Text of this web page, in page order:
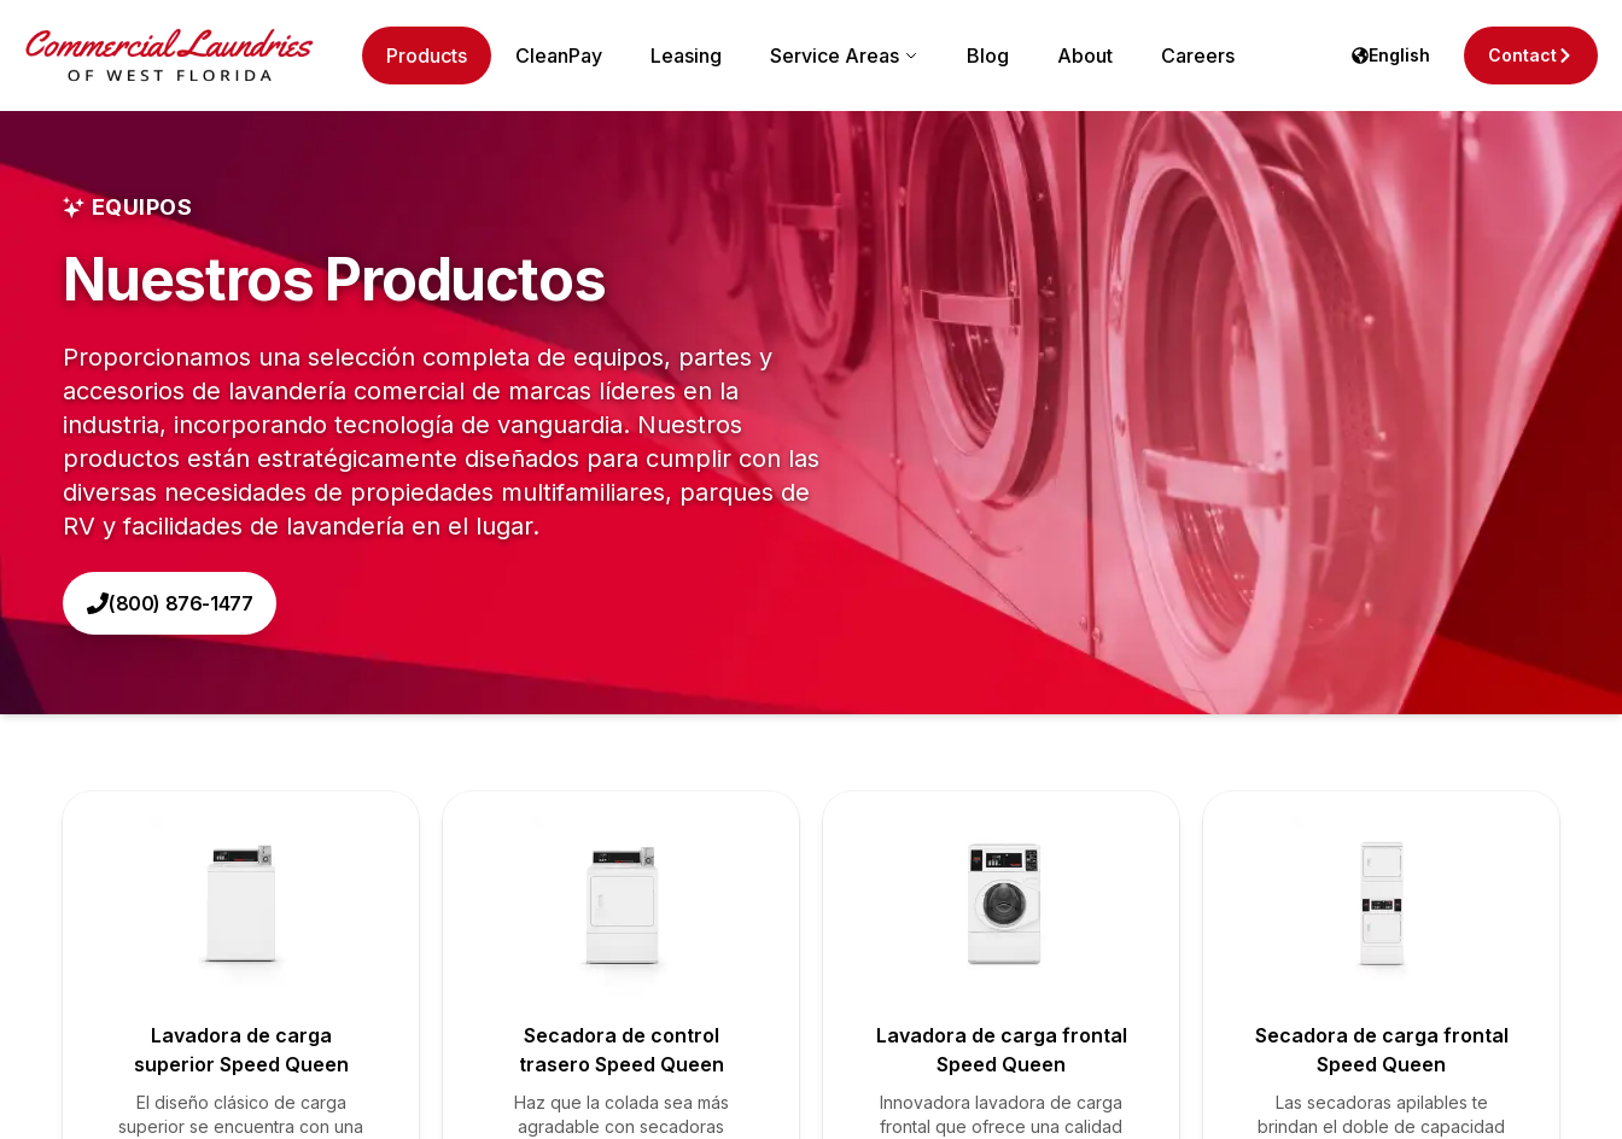
Products CleanPay Leasing Service Areas Blog About Careers English Contact
EQUIPOS
Nuestros Productos
Proporcionamos una selección completa de equipos, partes y
accesorios de lavandería comercial de marcas líderes en la
industria, incorporando tecnología de vanguardia. Nuestros
productos están estratégicamente diseñados para cumplir con las
diversas necesidades de propiedades multifamiliares, parques de
RV y facilidades de lavandería en el lugar.
(800) 876-1477
Lavadora de carga
superior Speed Queen
El diseño clásico de carga
superior se encuentra con una
Secadora de control
trasero Speed Queen
Haz que la colada sea más
agradable con secadoras
Lavadora de carga frontal
Speed Queen
Innovadora lavadora de carga
frontal que ofrece una calidad
Secadora de carga frontal
Speed Queen
Las secadoras apilables te
brindan el doble de capacidad